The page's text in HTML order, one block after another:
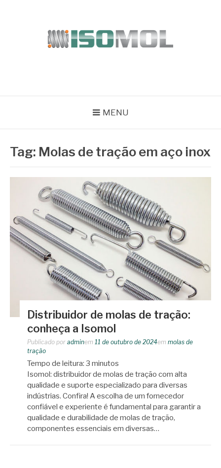
MENU
Tag: Molas de tração em aço inox
Distribuidor de molas de tração:
conheça a Isomol
Publicado por adminem 11 de outubro de 2024em molas de
tração
Tempo de leitura: 3 minutos
Isomol: distribuidor de molas de tração com alta
qualidade e suporte especializado para diversas
indústrias. Confira! A escolha de um fornecedor
confiável e experiente é fundamental para garantir a
qualidade e durabilidade de molas de tração,
componentes essenciais em diversas…